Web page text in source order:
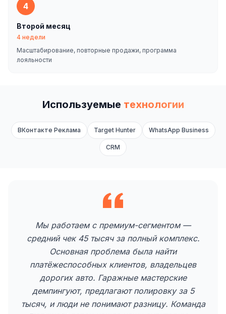
4
Второй месяц
4 недели
Масштабирование, повторные продажи, программа
лояльности
Используемые технологии
ВКонтакте Реклама Target Hunter WhatsApp Business
CRM
Мы работаем с премиум-сегментом —
средний чек 45 тысяч за полный комплекс.
Основная проблема была найти
платёжеспособных клиентов, владельцев
дорогих авто. Гаражные мастерские
демпингуют, предлагают полировку за 5
тысяч, и люди не понимают разницу. Команда